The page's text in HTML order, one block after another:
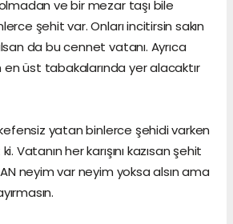
ve bir mezar taşı bile
şehit var. Onları incitirsin sakın
da bu cennet vatanı. Ayrıca
üst tabakalarında yer alacaktır
yatan binlerce şehidi varken
Vatanın her karışını kazısan şehit
neyim var neyim yoksa alsın ama